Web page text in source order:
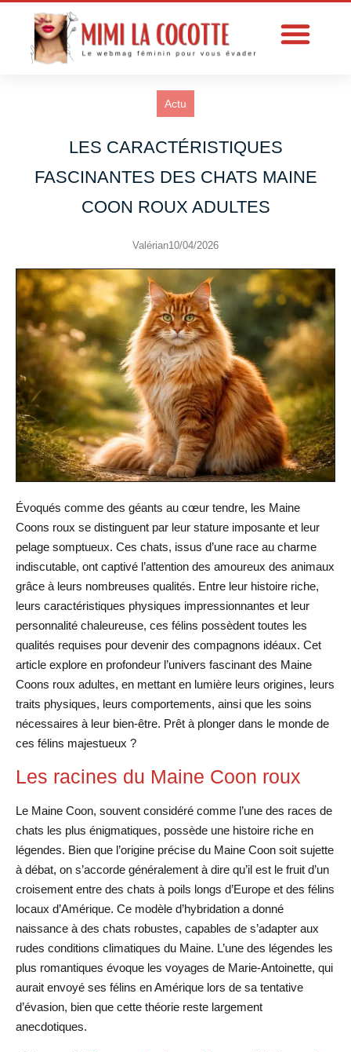
Actu
LES CARACTÉRISTIQUES
FASCINANTES DES CHATS MAINE
COON ROUX ADULTES
Valérian10/04/2026
Évoqués comme des géants au cœur tendre, les Maine
Coons roux se distinguent par leur stature imposante et leur
pelage somptueux. Ces chats, issus d’une race au charme
indiscutable, ont captivé l’attention des amoureux des animaux
grâce à leurs nombreuses qualités. Entre leur histoire riche,
leurs caractéristiques physiques impressionnantes et leur
personnalité chaleureuse, ces félins possèdent toutes les
qualités requises pour devenir des compagnons idéaux. Cet
article explore en profondeur l’univers fascinant des Maine
Coons roux adultes, en mettant en lumière leurs origines, leurs
traits physiques, leurs comportements, ainsi que les soins
nécessaires à leur bien-être. Prêt à plonger dans le monde de
ces félins majestueux ?
Les racines du Maine Coon roux
Le Maine Coon, souvent considéré comme l’une des races de
chats les plus énigmatiques, possède une histoire riche en
légendes. Bien que l’origine précise du Maine Coon soit sujette
à débat, on s’accorde généralement à dire qu’il est le fruit d’un
croisement entre des chats à poils longs d’Europe et des félins
locaux d’Amérique. Ce modèle d’hybridation a donné
naissance à des chats robustes, capables de s’adapter aux
rudes conditions climatiques du Maine. L’une des légendes les
plus romantiques évoque les voyages de Marie-Antoinette, qui
aurait envoyé ses félins en Amérique lors de sa tentative
d’évasion, bien que cette théorie reste largement
anecdotiques.